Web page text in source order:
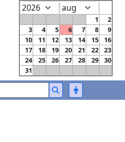
1
2
3
4 5 6 7 8
9
10
11 12 13 14 15
16
17
18 19 20 21 22
23
24
25 26 27 28 29
30
31